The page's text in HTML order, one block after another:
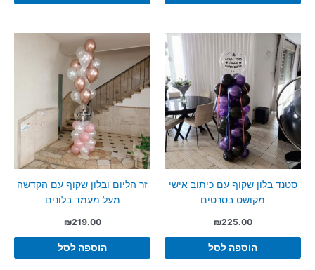
סטנד בלון שקוף עם כיתוב אישי
מקושט בסרטים
₪225.00
הוספה לסל
זר הליום ובלון שקוף עם הקדשה
מעל מעמד בלונים
₪219.00
הוספה לסל